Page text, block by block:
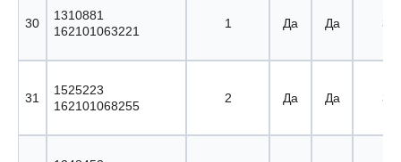
30
1310881
162101063221
1 Да Да 38
31
1525223
162101068255
2 Да Да 39